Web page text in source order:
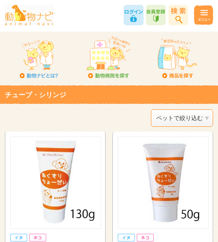
チューブ・シリンジ
ペットで絞り込む